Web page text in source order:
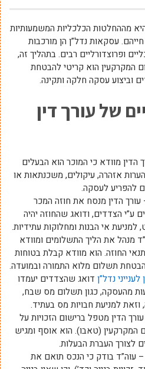
מההחלטות הכלכליות המשמעותיות
עסקאות נדל”ן הן מורכבות
ופרוצדורליים רבים. בתהליך זה,
המקרקעין הוא קריטי להבטחת
וביצוע עסקה חלקה ותקינה.
של עורך דין
מוודא כי המוכר הוא הבעלים
אזהרה, עיקולים, משכנתאות או
להפריע לעסקה.
עורך הדין מנסח את חוזה המכר
הצדדים, ודואג שהחוזה יהיה
אי הבנות ומחלוקות עתידיות.
מנהל את הליך התשלומים ומוודא
החוזה. הוא מוודא קבלת בטוחות
תשלום מלוא התמורה ובמועדה.
לענייני נדל”ן דואג שהצדדים יעמדו
מהעסקה, כגון תשלום מס שבח,
למניעת חבויות מס בעתיד.
הדין מטפל ברישום הזכויות על
(טאבו). הוא אוסף ומגיש
לצורך העברת הבעלות.
– עוה”ד בודק כי הנכס תואם את